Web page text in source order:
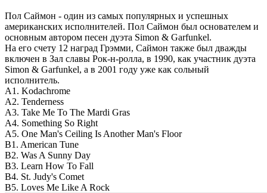
Пол Саймон - один из самых популярных и успешных
американских исполнителей. Пол Саймон был основателем и
основным автором песен дуэта Simon & Garfunkel.
На его счету 12 наград Грэмми, Саймон также был дважды
включен в Зал славы Рок-н-ролла, в 1990, как участник дуэта
Simon & Garfunkel, а в 2001 году уже как сольный
исполнитель.
A1. Kodachrome
A2. Tenderness
A3. Take Me To The Mardi Gras
A4. Something So Right
A5. One Man's Ceiling Is Another Man's Floor
B1. American Tune
B2. Was A Sunny Day
B3. Learn How To Fall
B4. St. Judy's Comet
B5. Loves Me Like A Rock